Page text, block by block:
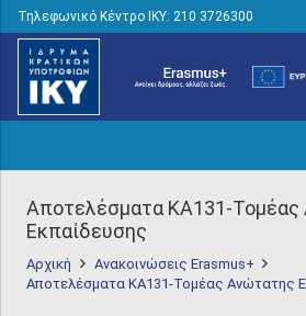
Τηλεφωνικό Κέντρο IKY: 210 3726300
Αποτελέσματα ΚΑ131-Τομέας
Εκπαίδευσης
Αρχική
Ανακοινώσεις Erasmus+
Αποτελέσματα ΚΑ131-Τομέας Ανώτατης